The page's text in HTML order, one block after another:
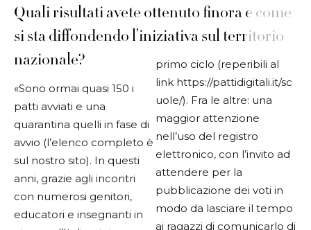
Quali risultati avete ottenuto finora e come
si sta diffondendo l’iniziativa sul territorio
nazionale?
«Sono ormai quasi 150 i
patti avviati e una
quarantina quelli in fase di
avvio (l’elenco completo è
sul nostro sito). In questi
anni, grazie agli incontri
con numerosi genitori,
educatori e insegnanti in
primo ciclo (reperibili al
link https://pattidigitali.it/sc
uole/). Fra le altre: una
maggior attenzione
nell’uso del registro
elettronico, con l’invito ad
attendere per la
pubblicazione dei voti in
modo da lasciare il tempo
ai ragazzi di comunicarlo di